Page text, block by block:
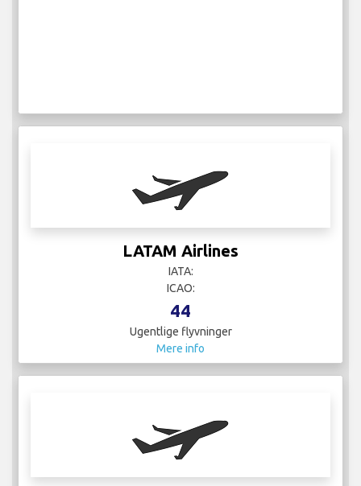
LATAM Airlines
IATA:
ICAO:
44
Ugentlige flyvninger
Mere info